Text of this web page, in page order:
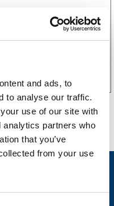
and ads, to
to analyse our traffic.
use of our site with
analytics partners who
that you’ve
from your use